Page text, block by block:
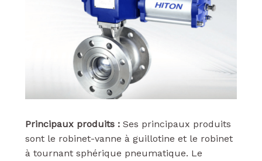
Principaux produits :Ses principaux produits
sont le robinet-vanne à guillotine et le robinet
à tournant sphérique pneumatique. Le